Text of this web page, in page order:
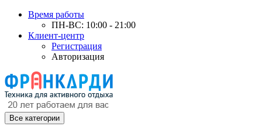
Время работы
ПН-ВС: 10:00 - 21:00
Клиент-центр
Регистрация
Авторизация
Все категории